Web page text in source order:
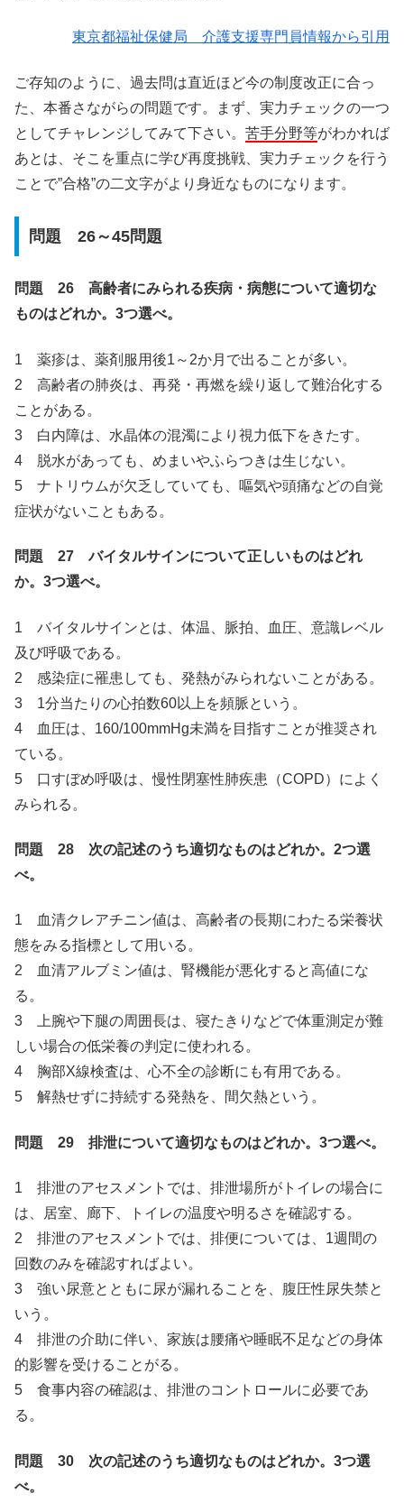
東京都福祉保健局 介護支援専門員情報から引用
ご存知のように、過去問は直近ほど今の制度改正に合っ
た、本番さながらの問題です。まず、実力チェックの一つ
としてチャレンジしてみて下さい。 苦手分野等がわかれば
あとは、そこを重点に学び再度挑戦、実力チェックを行う
ことで”合格”の二文字がより身近なものになります。
問題 26～45問題
問題 26 高齢者にみられる疾病・病態について適切な
ものはどれか。3つ選べ。
1 薬疹は、薬剤服用後1～2か月で出ることが多い。
2 高齢者の肺炎は、再発・再燃を繰り返して難治化する
ことがある。
3 白内障は、水晶体の混濁により視力低下をきたす。
4 脱水があっても、めまいやふらつきは生じない。
5 ナトリウムが欠乏していても、嘔気や頭痛などの自覚
症状がないこともある。
問題 27 バイタルサインについて正しいものはどれ
か。3つ選べ。
1 バイタルサインとは、体温、脈拍、血圧、意識レベル
及び呼吸である。
2 感染症に罹患しても、発熱がみられないことがある。
3 1分当たりの心拍数60以上を頻脈という。
4 血圧は、160/100mmHg未満を目指すことが推奨され
ている。
5 口すぼめ呼吸は、慢性閉塞性肺疾患（COPD）によく
みられる。
問題 28 次の記述のうち適切なものはどれか。2つ選
べ。
1 血清クレアチニン値は、高齢者の長期にわたる栄養状
態をみる指標として用いる。
2 血清アルブミン値は、腎機能が悪化すると高値にな
る。
3 上腕や下腿の周囲長は、寝たきりなどで体重測定が難
しい場合の低栄養の判定に使われる。
4 胸部X線検査は、心不全の診断にも有用である。
5 解熱せずに持続する発熱を、間欠熱という。
問題 29 排泄について適切なものはどれか。3つ選べ。
1 排泄のアセスメントでは、排泄場所がトイレの場合に
は、居室、廊下、トイレの温度や明るさを確認する。
2 排泄のアセスメントでは、排便については、1週間の
回数のみを確認すればよい。
3 強い尿意とともに尿が漏れることを、腹圧性尿失禁と
いう。
4 排泄の介助に伴い、家族は腰痛や睡眠不足などの身体
的影響を受けることがる。
5 食事内容の確認は、排泄のコントロールに必要であ
る。
問題 30 次の記述のうち適切なものはどれか。3つ選
べ。